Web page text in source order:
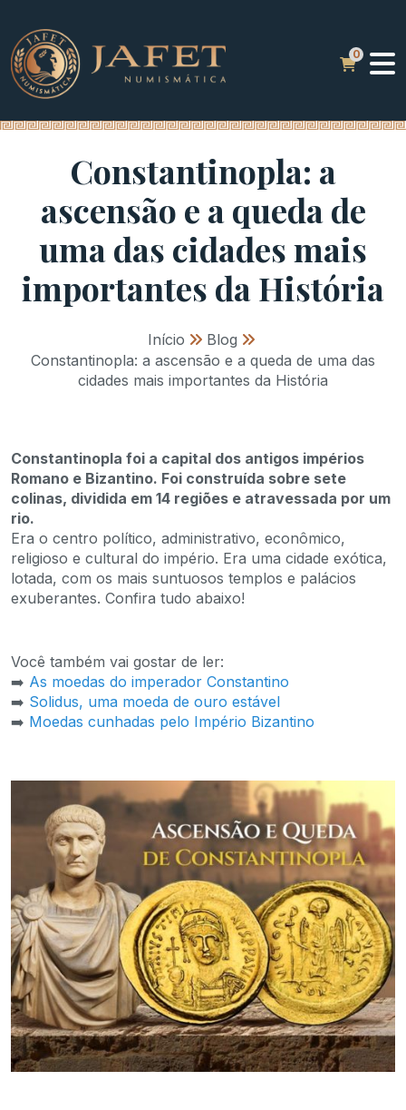
Constantinopla: a
ascensão e a queda de
uma das cidades mais
importantes da História
Início » Blog »
Constantinopla: a ascensão e a queda de uma das
cidades mais importantes da História
Constantinopla foi a capital dos antigos impérios
Romano e Bizantino. Foi construída sobre sete
colinas, dividida em 14 regiões e atravessada por um
rio.
Era o centro político, administrativo, econômico,
religioso e cultural do império. Era uma cidade exótica,
lotada, com os mais suntuosos templos e palácios
exuberantes. Confira tudo abaixo!
Você também vai gostar de ler:
➡️ As moedas do imperador Constantino
➡️ Solidus, uma moeda de ouro estável
➡️ Moedas cunhadas pelo Império Bizantino